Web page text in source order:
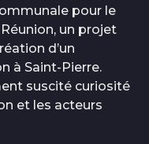
pour le
un projet
d’un
à Saint-Pierre.
suscité curiosité
et les acteurs